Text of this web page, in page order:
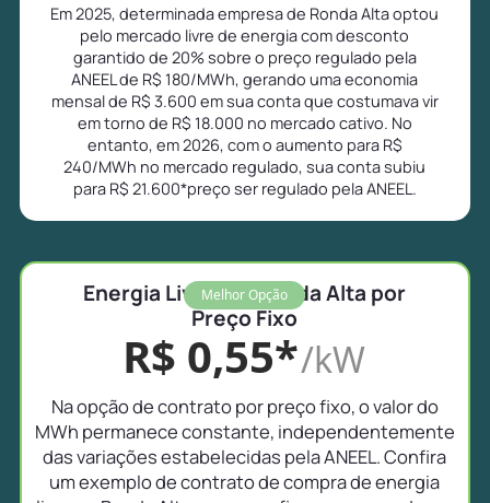
Em 2025, determinada empresa de Ronda Alta optou
pelo mercado livre de energia com desconto
garantido de 20% sobre o preço regulado pela
ANEEL de R$ 180/MWh, gerando uma economia
mensal de R$ 3.600 em sua conta que costumava vir
em torno de R$ 18.000 no mercado cativo. No
entanto, em 2026, com o aumento para R$
240/MWh no mercado regulado, sua conta subiu
para R$ 21.600*preço ser regulado pela ANEEL.
Melhor Opção
Energia Livre em Ronda Alta por
Preço Fixo
R$ 0,55*/kW
Na opção de contrato por preço fixo, o valor do
MWh permanece constante, independentemente
das variações estabelecidas pela ANEEL. Confira
um exemplo de contrato de compra de energia